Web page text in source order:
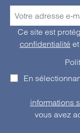
Ce site est
confidentialité et
En
informations
vous avez